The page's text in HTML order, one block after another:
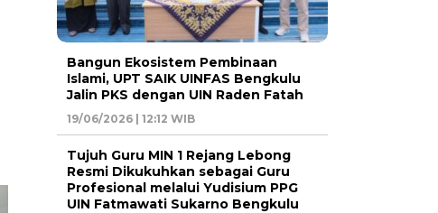
Bangun Ekosistem Pembinaan
Islami, UPT SAIK UINFAS Bengkulu
Jalin PKS dengan UIN Raden Fatah
19/06/2026 | 12:12 WIB
Tujuh Guru MIN 1 Rejang Lebong
Resmi Dikukuhkan sebagai Guru
Profesional melalui Yudisium PPG
UIN Fatmawati Sukarno Bengkulu